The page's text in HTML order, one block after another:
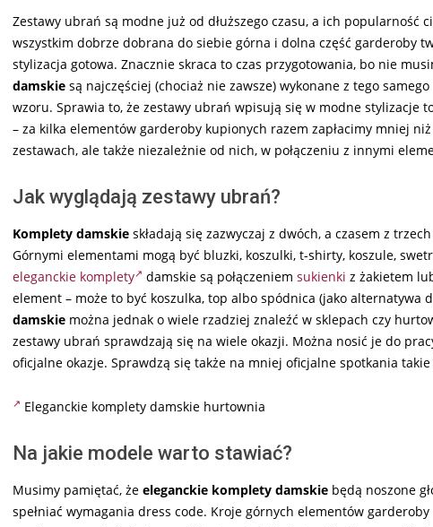
Zestawy ubrań są modne już od dłuższego czasu, a ich popularność
wszystkim dobrze dobrana do siebie górna i dolna część garderoby
stylizacja gotowa. Znacznie skraca to czas przygotowania, bo nie
damskie są najczęściej (chociaż nie zawsze) wykonane z tego
wzoru. Sprawia to, że zestawy ubrań wpisują się w modne stylizacje
– za kilka elementów garderoby kupionych razem zapłacimy mniej
zestawach, ale także niezależnie od nich, w połączeniu z innymi
Jak wyglądają zestawy ubrań?
Komplety damskie składają się zazwyczaj z dwóch, a czasem z
Górnymi elementami mogą być bluzki, koszulki, t-shirty, koszule,
eleganckie komplety
damskie są połączeniem sukienki z żakietem
element – może to być koszulka, top albo spódnica (jako alternatywa
damskie można jednak o wiele rzadziej znaleźć w sklepach czy
zestawy ubrań sprawdzają się na wiele okazji. Można nosić je do
oficjalne okazje. Sprawdzą się także na mniej oficjalne spotkania
Eleganckie komplety damskie hurtownia
Na jakie modele warto stawiać?
Musimy pamiętać, że eleganckie komplety damskie będą noszone
spełniać wymagania dress code. Kroje górnych elementów